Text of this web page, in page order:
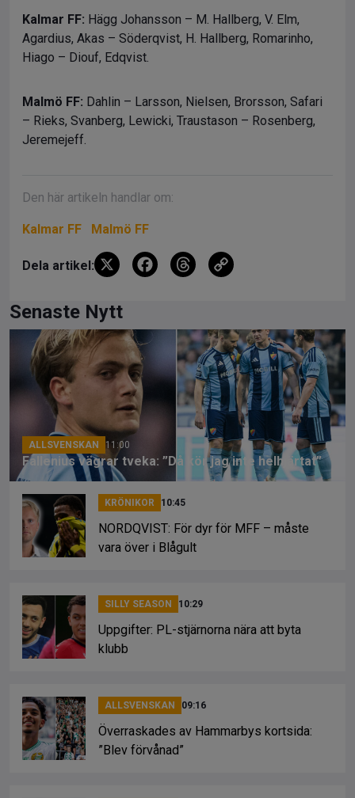
Kalmar FF: Hägg Johansson – M. Hallberg, V. Elm,
Agardius, Akas – Söderqvist, H. Hallberg, Romarinho,
Hiago – Diouf, Edqvist.
Malmö FF: Dahlin – Larsson, Nielsen, Brorsson, Safari
– Rieks, Svanberg, Lewicki, Traustason – Rosenberg,
Jeremejeff.
Den här artikeln handlar om:
Kalmar FF Malmö FF
Dela artikel: X
F
b
o
o
k
T
a
d
s
Li
n
k
Senaste Nytt
ALLSVENSKAN 11:00
Fallenius vägrar tveka: ”Då kör jag inte helhjärtat”
KRÖNIKOR 10:45
NORDQVIST: För dyr för MFF – måste
vara över i Blågult
SILLY SEASON 10:29
Uppgifter: PL-stjärnorna nära att byta
klubb
ALLSVENSKAN 09:16
Överraskades av Hammarbys kortsida:
”Blev förvånad”